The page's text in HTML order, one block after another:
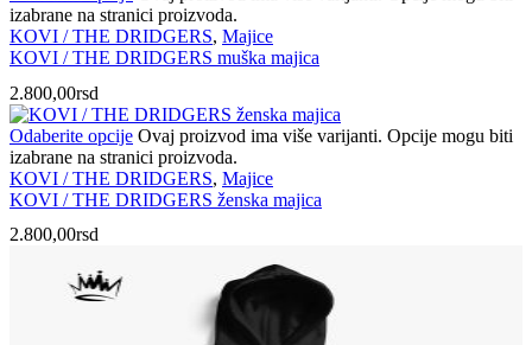
izabrane na stranici proizvoda.
KOVI / THE DRIDGERS, Majice
KOVI / THE DRIDGERS muška majica
2.800,00rsd
Odaberite opcije Ovaj proizvod ima više varijanti. Opcije mogu biti
izabrane na stranici proizvoda.
KOVI / THE DRIDGERS, Majice
KOVI / THE DRIDGERS ženska majica
2.800,00rsd